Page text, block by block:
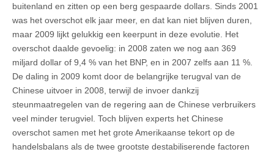
buitenland en zitten op een berg gespaarde dollars. Sinds 2001
was het overschot elk jaar meer, en dat kan niet blijven duren,
maar 2009 lijkt gelukkig een keerpunt in deze evolutie. Het
overschot daalde gevoelig: in 2008 zaten we nog aan 369
miljard dollar of 9,4 % van het BNP, en in 2007 zelfs aan 11 %.
De daling in 2009 komt door de belangrijke terugval van de
Chinese uitvoer in 2008, terwijl de invoer dankzij
steunmaatregelen van de regering aan de Chinese verbruikers
veel minder terugviel. Toch blijven experts het Chinese
overschot samen met het grote Amerikaanse tekort op de
handelsbalans als de twee grootste destabiliserende factoren